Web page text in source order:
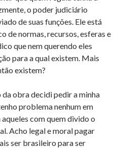
o poder judiciário
de suas funções. Ele está
de normas, recursos, esferas e
que nem querendo eles
para a qual existem. Mais
existem?
da obra decidi pedir a minha
problema nenhum em
com quem divido o
Acho legal e moral pagar
ser brasileiro para ser